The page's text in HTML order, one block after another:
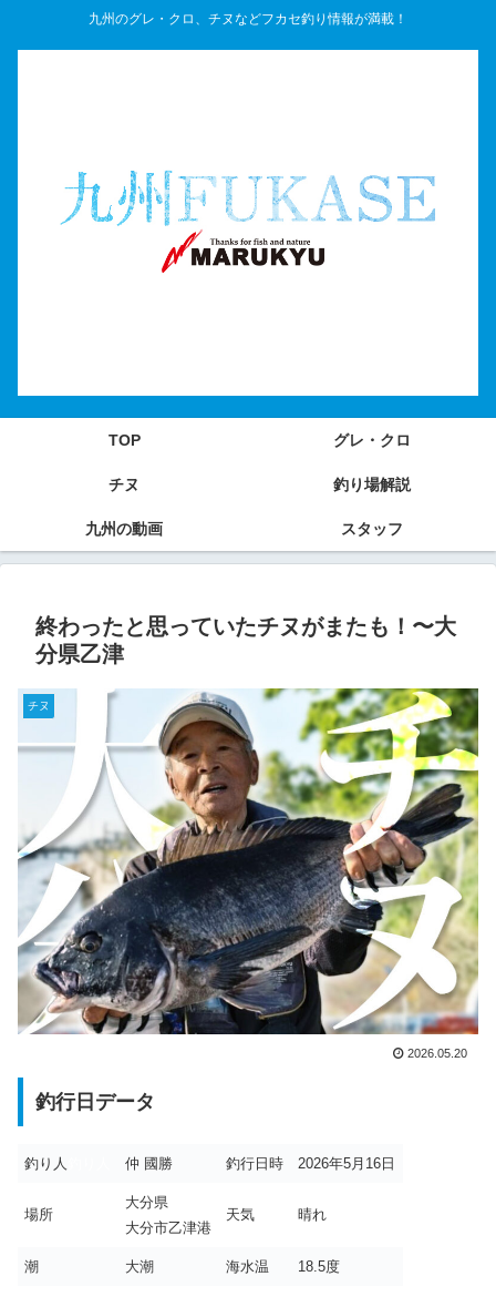
九州のグレ・クロ、チヌなどフカセ釣り情報が満載！
TOP グレ・クロ
チヌ 釣り場解説
九州の動画 スタッフ
終わったと思っていたチヌがまたも！〜大
分県乙津
チヌ
2026.05.20
釣行日データ
釣り人 仲 國勝 釣行日時 2026年5月16日
場所
大分県
大分市乙津港
天気 晴れ
潮 大潮 海水温 18.5度